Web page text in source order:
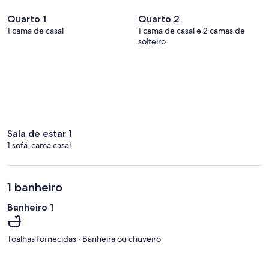
Quarto 1
1 cama de casal
Quarto 2
1 cama de casal e 2 camas de
solteiro
Sala de estar 1
1 sofá-cama casal
1 banheiro
Banheiro 1
Toalhas fornecidas · Banheira ou chuveiro